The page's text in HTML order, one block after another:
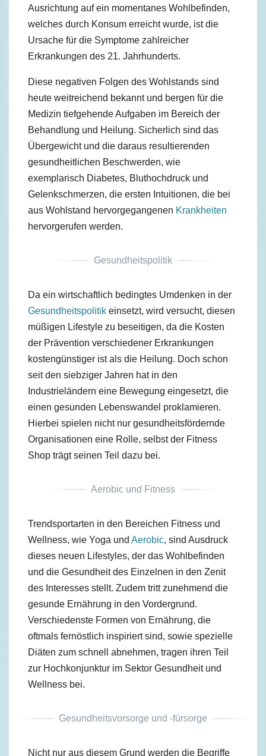
Ausrichtung auf ein momentanes Wohlbefinden,
welches durch Konsum erreicht wurde, ist die
Ursache für die Symptome zahlreicher
Erkrankungen des 21. Jahrhunderts.
Diese negativen Folgen des Wohlstands sind
heute weitreichend bekannt und bergen für die
Medizin tiefgehende Aufgaben im Bereich der
Behandlung und Heilung. Sicherlich sind das
Übergewicht und die daraus resultierenden
gesundheitlichen Beschwerden, wie
exemplarisch Diabetes, Bluthochdruck und
Gelenkschmerzen, die ersten Intuitionen, die bei
aus Wohlstand hervorgegangenen Krankheiten
hervorgerufen werden.
Gesundheitspolitik
Da ein wirtschaftlich bedingtes Umdenken in der
Gesundheitspolitik einsetzt, wird versucht, diesen
müßigen Lifestyle zu beseitigen, da die Kosten
der Prävention verschiedener Erkrankungen
kostengünstiger ist als die Heilung. Doch schon
seit den siebziger Jahren hat in den
Industrieländern eine Bewegung eingesetzt, die
einen gesunden Lebenswandel proklamieren.
Hierbei spielen nicht nur gesundheitsfördernde
Organisationen eine Rolle, selbst der Fitness
Shop trägt seinen Teil dazu bei.
Aerobic und Fitness
Trendsportarten in den Bereichen Fitness und
Wellness, wie Yoga und Aerobic, sind Ausdruck
dieses neuen Lifestyles, der das Wohlbefinden
und die Gesundheit des Einzelnen in den Zenit
des Interesses stellt. Zudem tritt zunehmend die
gesunde Ernährung in den Vordergrund.
Verschiedenste Formen von Ernährung, die
oftmals fernöstlich inspiriert sind, sowie spezielle
Diäten zum schnell abnehmen, tragen ihren Teil
zur Hochkonjunktur im Sektor Gesundheit und
Wellness bei.
Gesundheitsvorsorge und -fürsorge
Nicht nur aus diesem Grund werden die Begriffe